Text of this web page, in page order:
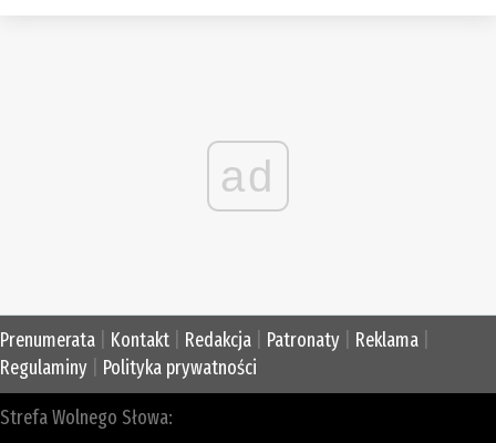
ad
Prenumerata Kontakt Redakcja Patronaty Reklama
Regulaminy
Polityka prywatności
Strefa Wolnego Słowa: